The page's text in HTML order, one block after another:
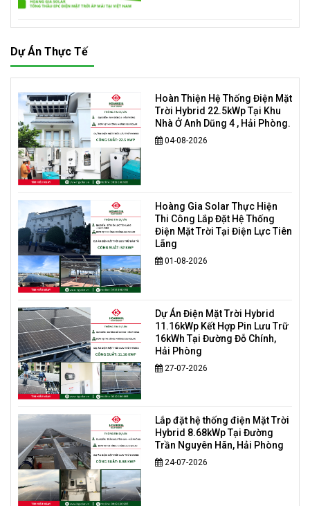
Dự Án Thực Tế
Hoàn Thiện Hệ Thống Điện Mặt
Trời Hybrid 22.5kWp Tại Khu
Nhà Ở Anh Dũng 4 , Hải Phòng.
04-08-2026
Hoàng Gia Solar Thực Hiện
Thi Công Lắp Đặt Hệ Thống
Điện Mặt Trời Tại Điện Lực Tiên
Lãng
01-08-2026
Dự Án Điện Mặt Trời Hybrid
11.16kWp Kết Hợp Pin Lưu Trữ
16kWh Tại Đường Đỗ Chính,
Hải Phòng
27-07-2026
Lắp đặt hệ thống điện Mặt Trời
Hybrid 8.68kWp Tại Đường
Trần Nguyên Hãn, Hải Phòng
24-07-2026